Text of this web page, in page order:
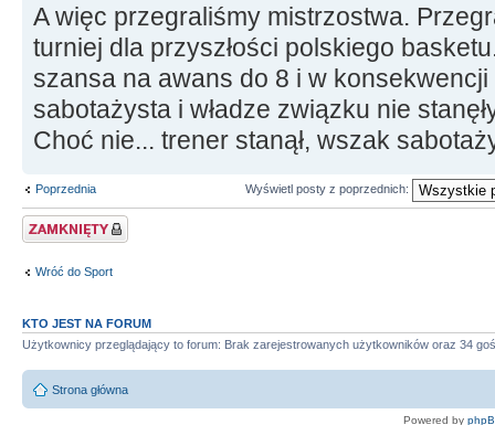
A więc przegraliśmy mistrzostwa.
turniej dla przyszłości polskiego
szansa na awans do 8 i w
sabotażysta i władze związku nie
Choć nie... trener stanął, wszak
Poprzednia Wyświetl posty z poprzednich:
Zablokowany temat
Wróć do Sport
KTO JEST NA FORUM
Użytkownicy przeglądający to forum: Brak zarejestrowanych użytkowników oraz 34
Strona główna
Powered by